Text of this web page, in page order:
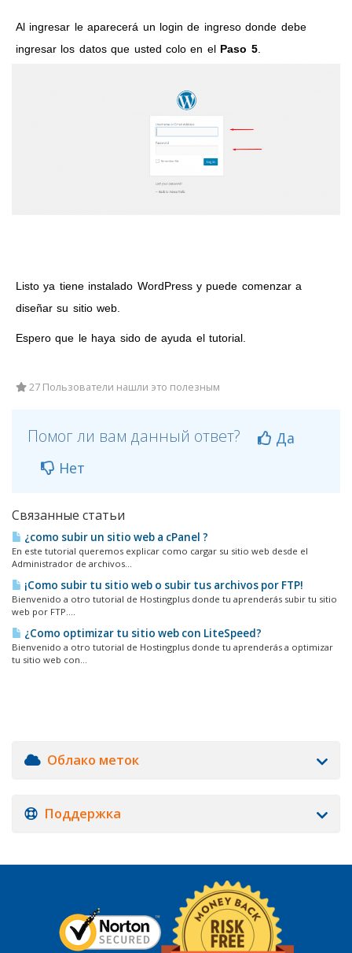
Al ingresar le aparecerá un login de ingreso donde debe
ingresar los datos que usted colo en el Paso 5.
Listo ya tiene instalado WordPress y puede comenzar a
diseñar su sitio web.
Espero que le haya sido de ayuda el tutorial.
27 Пользователи нашли это полезным
Помог ли вам данный ответ?
Да
Нет
Связанные статьи
¿como subir un sitio web a cPanel ?
En este tutorial queremos explicar como cargar su sitio web desde el
Administrador de archivos...
¡Como subir tu sitio web o subir tus archivos por FTP!
Bienvenido a otro tutorial de Hostingplus donde tu aprenderás subir tu sitio
web por FTP....
¿Como optimizar tu sitio web con LiteSpeed?
Bienvenido a otro tutorial de Hostingplus donde tu aprenderás a optimizar
tu sitio web con...
Облако меток
Поддержка